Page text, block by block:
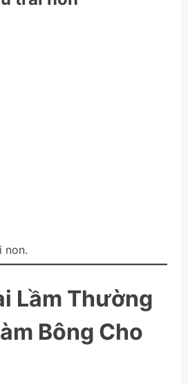
non.
Lầm Thường
Bông Cho